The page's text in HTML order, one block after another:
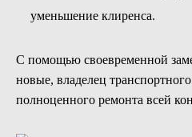
уменьшение клиренса.
С помощью своевременной
новые, владелец
полноценного ремонта всей